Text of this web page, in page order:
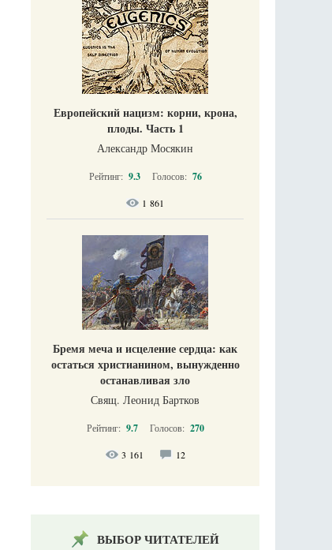
Европейский нацизм: корни, крона,
плоды. Часть 1
Александр Мосякин
Рейтинг: 9.3 Голосов: 76
1 861
Бремя меча и исцеление сердца: как
остаться христианином, вынужденно
останавливая зло
Свящ. Леонид Бартков
Рейтинг: 9.7 Голосов: 270
3 161 12
ВЫБОР ЧИТАТЕЛЕЙ